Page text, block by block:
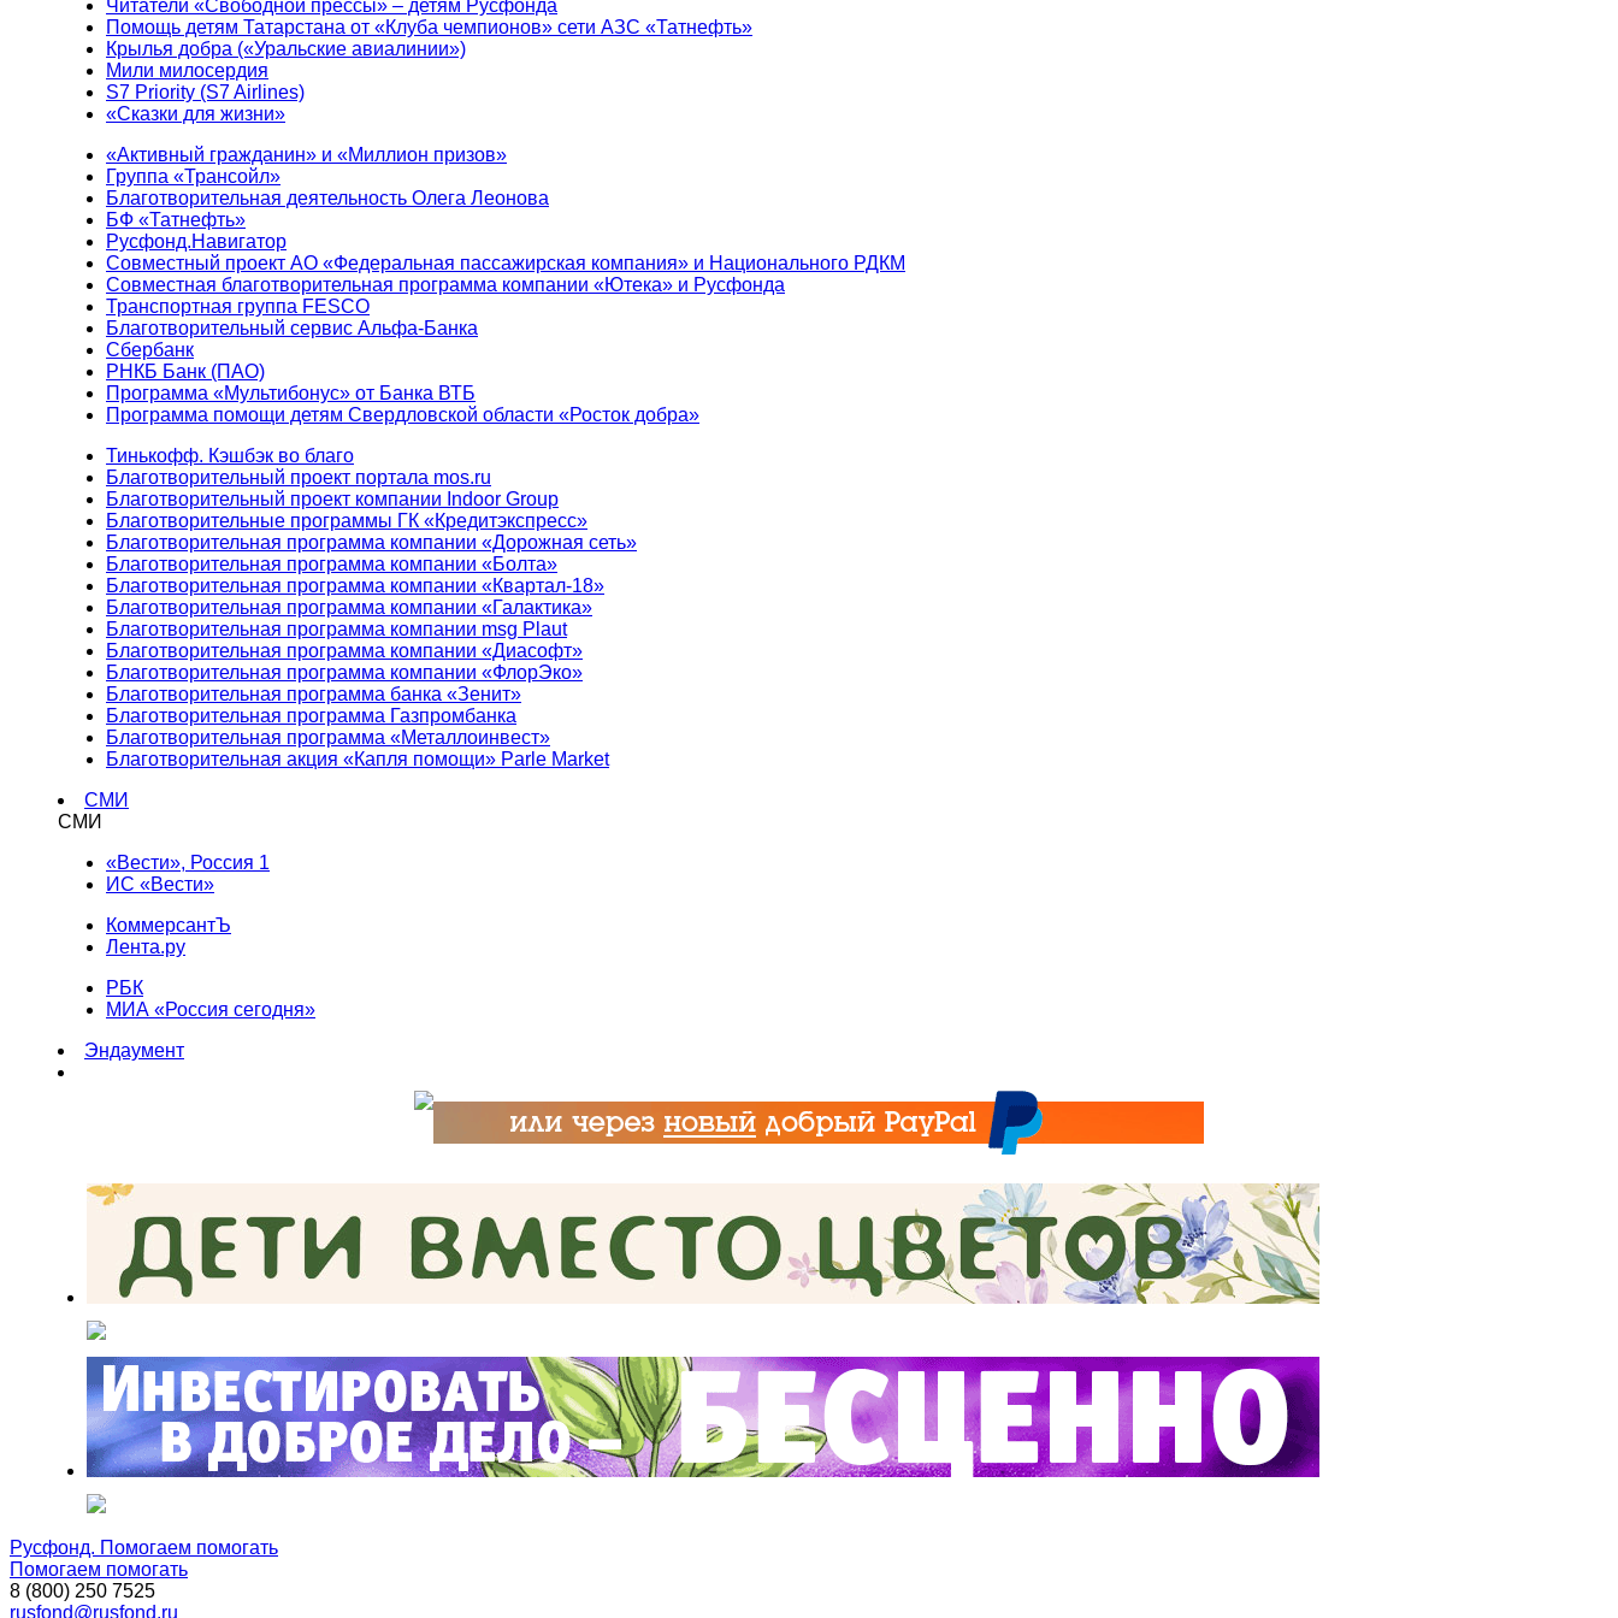
Читатели «Свободной прессы» – детям Русфонда
Помощь детям Татарстана от «Клуба чемпионов» сети АЗС «Татнефть»
Крылья добра («Уральские авиалинии»)
Мили милосердия
S7 Priority (S7 Airlines)
«Сказки для жизни»
«Активный гражданин» и «Миллион призов»
Группа «Трансойл»
Благотворительная деятельность Олега Леонова
БФ «Татнефть»
Русфонд.Навигатор
Совместный проект АО «Федеральная пассажирская компания» и Национального РДКМ
Совместная благотворительная программа компании «Ютека» и Русфонда
Транспортная группа FESCO
Благотворительный сервис Альфа-Банка
Сбербанк
РНКБ Банк (ПАО)
Программа «Мультибонус» от Банка ВТБ
Программа помощи детям Свердловской области «Росток добра»
Тинькофф. Кэшбэк во благо
Благотворительный проект портала mos.ru
Благотворительный проект компании Indoor Group
Благотворительные программы ГК «Кредитэкспресс»
Благотворительная программа компании «Дорожная сеть»
Благотворительная программа компании «Болта»
Благотворительная программа компании «Квартал-18»
Благотворительная программа компании «Галактика»
Благотворительная программа компании msg Plaut
Благотворительная программа компании «Диасофт»
Благотворительная программа компании «ФлорЭко»
Благотворительная программа банка «Зенит»
Благотворительная программа Газпромбанка
Благотворительная программа «Металлоинвест»
Благотворительная акция «Капля помощи» Parle Market
СМИ
СМИ
«Вести», Россия 1
ИС «Вести»
КоммерсантЪ
Лента.ру
РБК
МИА «Россия сегодня»
Эндаумент
Русфонд. Помогаем помогать
Помогаем помогать
8 (800) 250 7525
rusfond@rusfond.ru